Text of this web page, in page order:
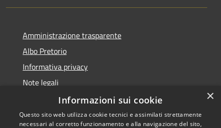
Amministrazione trasparente
Albo Pretorio
Informativa privacy
Note legali
Dichiarazione di accessibilità
×
Informazioni sui cookie
Questo sito web utilizza cookie tecnici e assimilati strettamente
necessari al corretto funzionamento e alla navigazione del sito,